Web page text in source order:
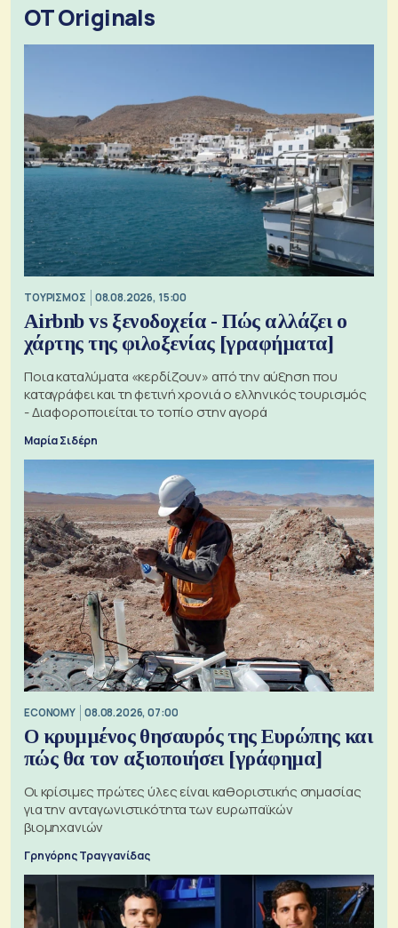
OT Originals
ΤΟΥΡΙΣΜΟΣ 08.08.2026, 15:00
Airbnb vs ξενοδοχεία - Πώς αλλάζει ο
χάρτης της φιλοξενίας [γραφήματα]
Ποια καταλύματα «κερδίζουν» από την αύξηση που
καταγράφει και τη φετινή χρονιά ο ελληνικός τουρισμός
- Διαφοροποιείται το τοπίο στην αγορά
Μαρία Σιδέρη
ECONOMY 08.08.2026, 07:00
Ο κρυμμένος θησαυρός της Ευρώπης και
πώς θα τον αξιοποιήσει [γράφημα]
Οι κρίσιμες πρώτες ύλες είναι καθοριστικής σημασίας
για την ανταγωνιστικότητα των ευρωπαϊκών
βιομηχανιών
Γρηγόρης Τραγγανίδας